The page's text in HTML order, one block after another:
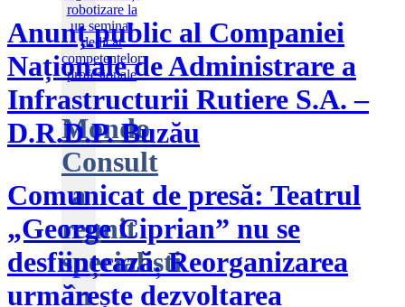
Mondo
Consult
a
reunit
specialiști
în
Anunț public al Companiei
Naționale de Administrare a
Infrastructurii Rutiere S.A. –
D.R.D.P. Buzău
Comunicat de presă: Teatrul
„George Ciprian” nu se
desființează. Reorganizarea
urmărește dezvoltarea